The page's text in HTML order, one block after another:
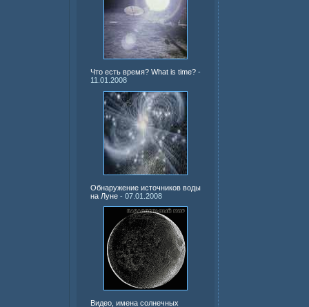
Что есть время? What is time? -
11.01.2008
Обнаружение источников воды
на Луне - 07.01.2008
Видео, имена солнечных